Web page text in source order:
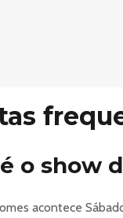
o show
acontece